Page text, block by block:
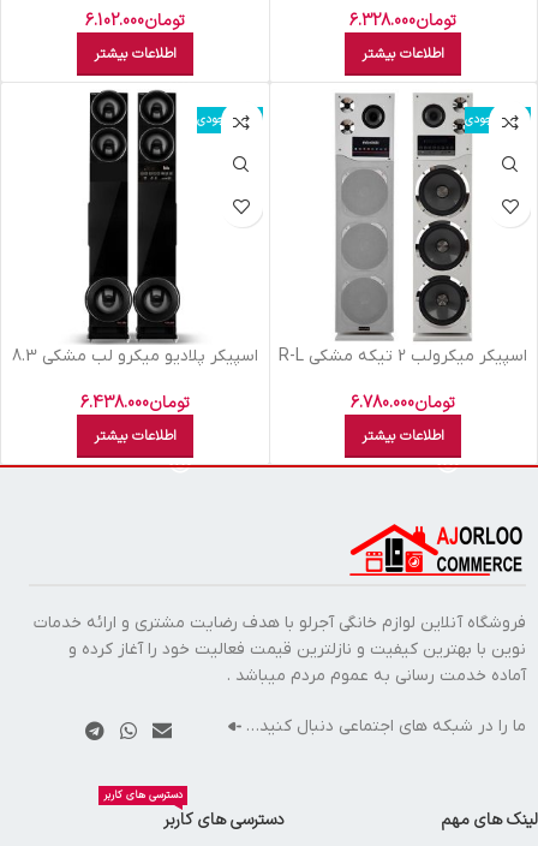
تومان6.328.000
اطلاعات بیشتر
تومان6.102.000
اطلاعات بیشتر
اتمام موجودی
اسپيکر ميکرولب 2 تيکه مشکي R-L
تومان6.780.000
اطلاعات بیشتر
اتمام موجودی
اسپيکر پلاديو ميکرو لب مشکي 8.3
تومان6.438.000
اطلاعات بیشتر
فروشگاه آنلاین لوازم خانگی آجرلو با هدف رضایت مشتری و ارائه خدمات
نوین با بهترین کیفیت و نازلترین قیمت فعالیت خود را آغاز کرده و
آماده خدمت رسانی به عموم مردم میباشد .
ما را در شبکه های اجتماعی دنبال کنید…
لینک های مهم دسترسی های کاربر
دسترسی های کاربر